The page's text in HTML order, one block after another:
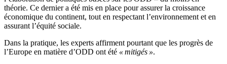
théorie. Ce dernier a été mis en place pour assurer la croissance
économique du continent, tout en respectant l’environnement et en
assurant l’équité sociale.
Dans la pratique, les experts affirment pourtant que les progrès de
l’Europe en matière d’ODD ont été « mitigés ».